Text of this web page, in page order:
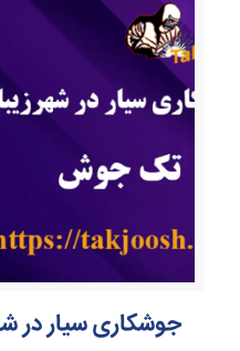
جوشکاری سیار در